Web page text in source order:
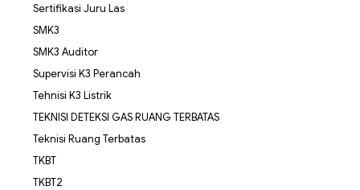
Sertifikasi Juru Las
SMK3
SMK3 Auditor
Supervisi K3 Perancah
Tehnisi K3 Listrik
TEKNISI DETEKSI GAS RUANG TERBATAS
Teknisi Ruang Terbatas
TKBT
TKBT2